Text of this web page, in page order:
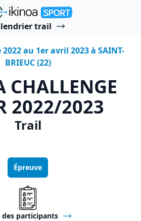
Sport"
trail
au 1er avril 2023 à SAINT-
BRIEUC (22)
2022/2023
Trail
Épreuve
des participants